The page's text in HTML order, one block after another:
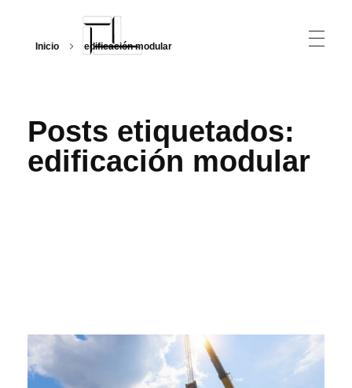
Inicio edificación modular
Posts etiquetados:
edificación modular